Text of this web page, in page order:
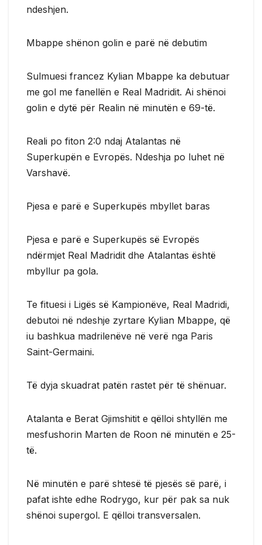
ndeshjen.
Mbappe shënon golin e parë në debutim
Sulmuesi francez Kylian Mbappe ka debutuar
me gol me fanellën e Real Madridit. Ai shënoi
golin e dytë për Realin në minutën e 69-të.
Reali po fiton 2:0 ndaj Atalantas në
Superkupën e Evropës. Ndeshja po luhet në
Varshavë.
Pjesa e parë e Superkupës mbyllet baras
Pjesa e parë e Superkupës së Evropës
ndërmjet Real Madridit dhe Atalantas është
mbyllur pa gola.
Te fituesi i Ligës së Kampionëve, Real Madridi,
debutoi në ndeshje zyrtare Kylian Mbappe, që
iu bashkua madrilenëve në verë nga Paris
Saint-Germaini.
Të dyja skuadrat patën rastet për të shënuar.
Atalanta e Berat Gjimshitit e qëlloi shtyllën me
mesfushorin Marten de Roon në minutën e 25-
të.
Në minutën e parë shtesë të pjesës së parë, i
pafat ishte edhe Rodrygo, kur për pak sa nuk
shënoi supergol. E qëlloi transversalen.